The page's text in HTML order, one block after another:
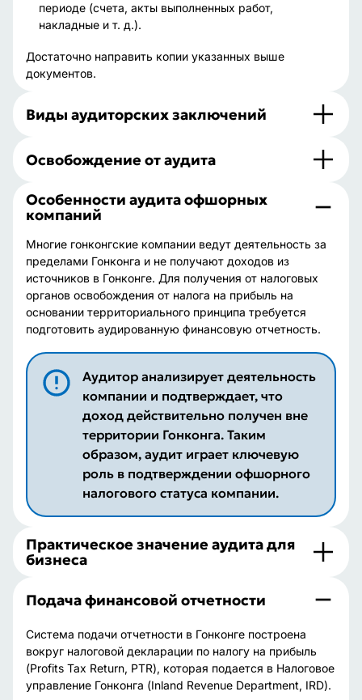
периоде (счета, акты выполненных работ,
накладные и т. д.).
Достаточно направить копии указанных выше
документов.
Виды аудиторских заключений
Освобождение от аудита
Особенности аудита офшорных
компаний
Многие гонконгские компании ведут деятельность за
пределами Гонконга и не получают доходов из
источников в Гонконге. Для получения от налоговых
органов освобождения от налога на прибыль на
основании территориального принципа требуется
подготовить аудированную финансовую отчетность.
Аудитор анализирует деятельность
компании и подтверждает, что
доход действительно получен вне
территории Гонконга. Таким
образом, аудит играет ключевую
роль в подтверждении офшорного
налогового статуса компании.
Практическое значение аудита для
бизнеса
Подача финансовой отчетности
Система подачи отчетности в Гонконге построена
вокруг налоговой декларации по налогу на прибыль
(Profits Tax Return, PTR), которая подается в Налоговое
управление Гонконга (Inland Revenue Department, IRD).